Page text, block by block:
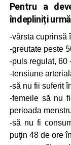
Pentru a
îndepliniți
-vârsta cuprinsă
-greutate peste
-puls regulat, 60
-tensiune
-să nu fii suferit
-femeile să nu
perioada
-să nu fi
puţin 48 de ore